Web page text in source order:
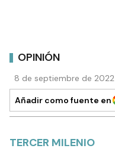
OPINIÓN
8 de septiembre de
Añadir como fuente en
TERCER MILENIO